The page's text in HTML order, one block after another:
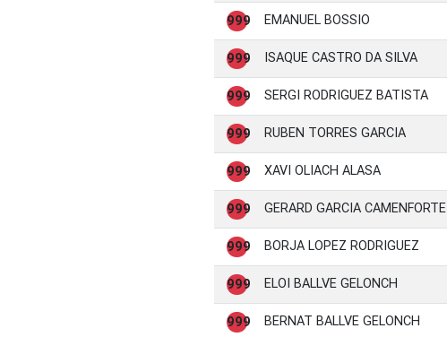
999 EMANUEL BOSSIO
999 ISAQUE CASTRO DA SILVA
999 SERGI RODRIGUEZ BATISTA
999 RUBEN TORRES GARCIA
999 XAVI OLIACH ALASA
999 GERARD GARCIA CAMENFORTE
999 BORJA LOPEZ RODRIGUEZ
999 ELOI BALLVE GELONCH
999 BERNAT BALLVE GELONCH